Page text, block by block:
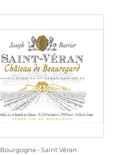
Bourgogne Saint Véran